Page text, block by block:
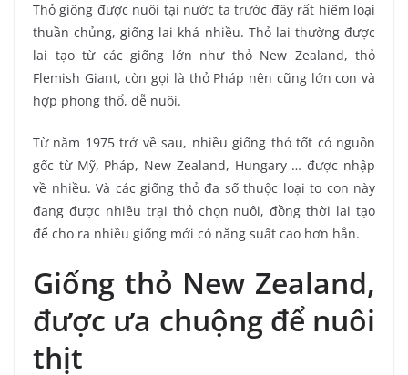
Thỏ giống được nuôi tại nước ta trước đây rất hiếm loại
thuần chủng, giống lai khá nhiều. Thỏ lai thường được
lai tạo từ các giống lớn như thỏ New Zealand, thỏ
Flemish Giant, còn gọi là thỏ Pháp nên cũng lớn con và
hợp phong thổ, dễ nuôi.
Từ năm 1975 trở về sau, nhiều giống thỏ tốt có nguồn
gốc từ Mỹ, Pháp, New Zealand, Hungary … được nhập
về nhiều. Và các giống thỏ đa số thuộc loại to con này
đang được nhiều trại thỏ chọn nuôi, đồng thời lai tạo
để cho ra nhiều giống mới có năng suất cao hơn hẳn.
Giống thỏ New Zealand,
được ưa chuộng để nuôi
thịt